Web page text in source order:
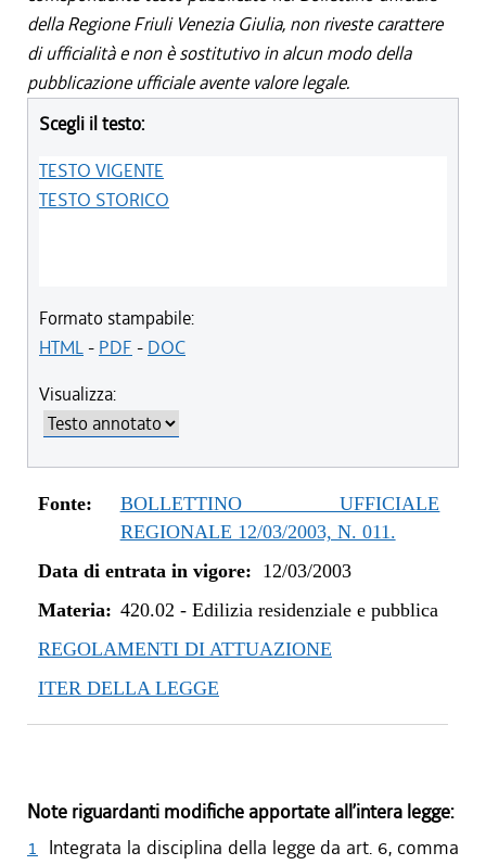
della Regione Friuli Venezia Giulia, non riveste carattere
di ufficialità e non è sostitutivo in alcun modo della
pubblicazione ufficiale avente valore legale.
Scegli il testo:
TESTO VIGENTE
TESTO STORICO
Formato stampabile:
HTML- PDF - DOC
Visualizza:
Fonte:
BOLLETTINO UFFICIALE
REGIONALE 12/03/2003, N. 011.
Data di entrata in vigore: 12/03/2003
Materia: 420.02 - Edilizia residenziale e pubblica
REGOLAMENTI DI ATTUAZIONE
ITER DELLA LEGGE
Note riguardanti modifiche apportate all’intera legge:
1 Integrata la disciplina della legge da art. 6, comma